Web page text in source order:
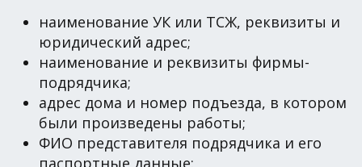
наименование УК или ТСЖ, реквизиты и
юридический адрес;
наименование и реквизиты фирмы-
подрядчика;
адрес дома и номер подъезда, в котором
были произведены работы;
ФИО представителя подрядчика и его
паспортные данные;